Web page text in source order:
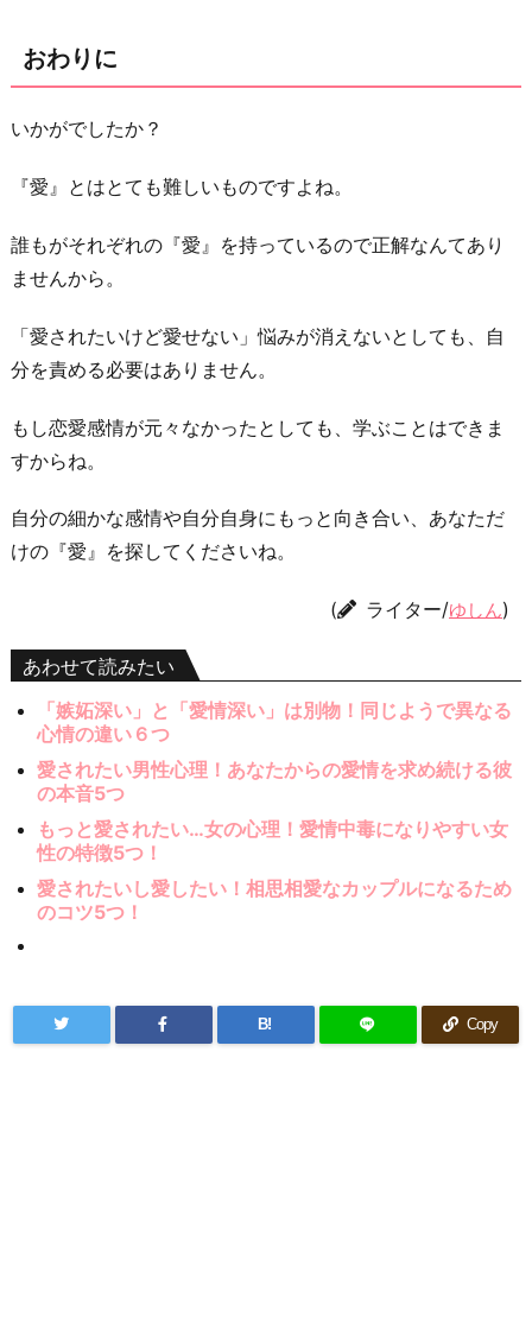
おわりに
いかがでしたか？
『愛』とはとても難しいものですよね。
誰もがそれぞれの『愛』を持っているので正解なんてあり
ませんから。
「愛されたいけど愛せない」悩みが消えないとしても、自
分を責める必要はありません。
もし恋愛感情が元々なかったとしても、学ぶことはできま
すからね。
自分の細かな感情や自分自身にもっと向き合い、あなただ
けの『愛』を探してくださいね。
( ライター/ゆしん)
あわせて読みたい
「嫉妬深い」と「愛情深い」は別物！同じようで異なる
心情の違い６つ
愛されたい男性心理！あなたからの愛情を求め続ける彼
の本音5つ
もっと愛されたい…女の心理！愛情中毒になりやすい女
性の特徴5つ！
愛されたいし愛したい！相思相愛なカップルになるため
のコツ5つ！
B! Copy